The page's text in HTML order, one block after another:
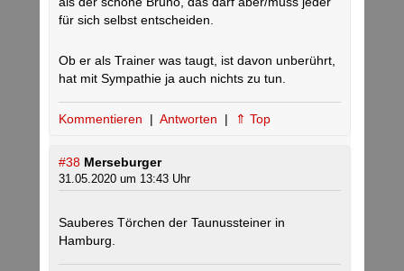
für sich selbst entscheiden.
Ob er als Trainer was taugt, ist davon unberührt,
hat mit Sympathie ja auch nichts zu tun.
Kommentieren | Antworten | ⇑ Top
#38 Merseburger
31.05.2020 um 13:43 Uhr
Sauberes Törchen der Taunussteiner in
Hamburg.